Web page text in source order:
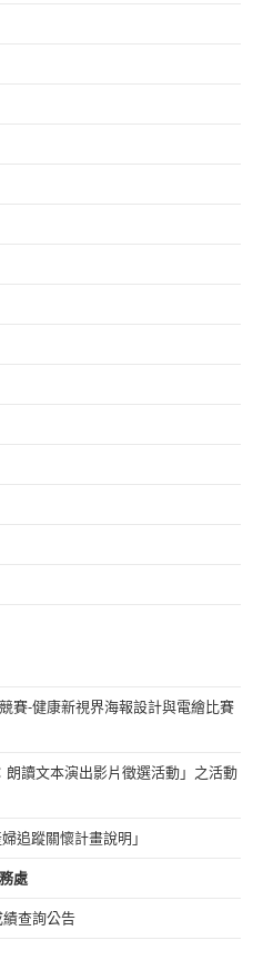
賽-健康新視界海報設計與電繪比賽
讀文本演出影片徵選活動」之活動
追蹤關懷計畫說明」
處
查詢公告